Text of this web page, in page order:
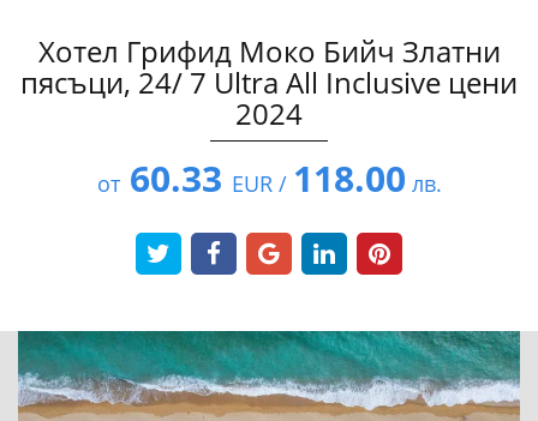
Хотел Грифид Моко Бийч Златни
пясъци, 24/ 7 Ultra All Inclusive цени
2024
от60.33 EUR / 118.00 лв.